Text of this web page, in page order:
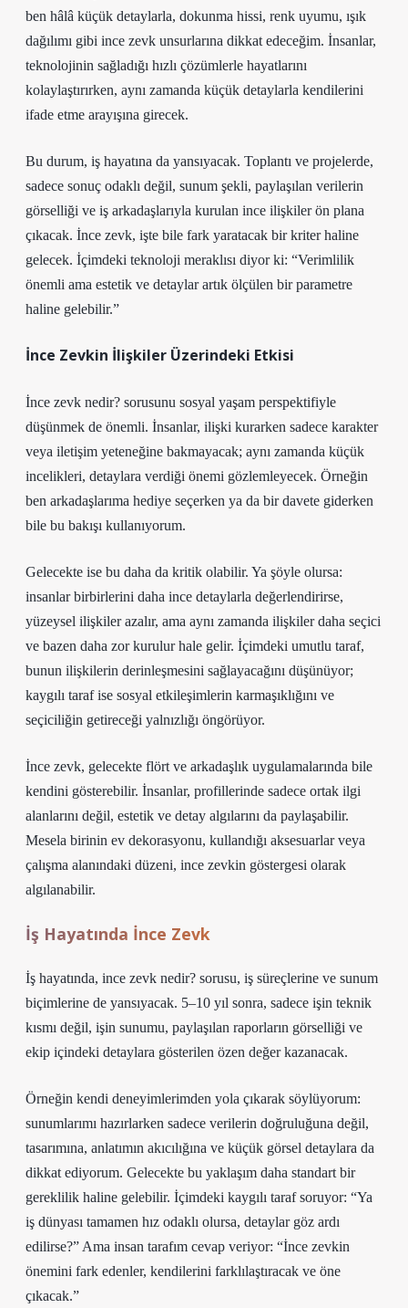
ben hâlâ küçük detaylarla, dokunma hissi, renk uyumu, ışık
dağılımı gibi ince zevk unsurlarına dikkat edeceğim. İnsanlar,
teknolojinin sağladığı hızlı çözümlerle hayatlarını
kolaylaştırırken, aynı zamanda küçük detaylarla kendilerini
ifade etme arayışına girecek.
Bu durum, iş hayatına da yansıyacak. Toplantı ve projelerde,
sadece sonuç odaklı değil, sunum şekli, paylaşılan verilerin
görselliği ve iş arkadaşlarıyla kurulan ince ilişkiler ön plana
çıkacak. İnce zevk, işte bile fark yaratacak bir kriter haline
gelecek. İçimdeki teknoloji meraklısı diyor ki: “Verimlilik
önemli ama estetik ve detaylar artık ölçülen bir parametre
haline gelebilir.”
İnce Zevkin İlişkiler Üzerindeki Etkisi
İnce zevk nedir? sorusunu sosyal yaşam perspektifiyle
düşünmek de önemli. İnsanlar, ilişki kurarken sadece karakter
veya iletişim yeteneğine bakmayacak; aynı zamanda küçük
incelikleri, detaylara verdiği önemi gözlemleyecek. Örneğin
ben arkadaşlarıma hediye seçerken ya da bir davete giderken
bile bu bakışı kullanıyorum.
Gelecekte ise bu daha da kritik olabilir. Ya şöyle olursa:
insanlar birbirlerini daha ince detaylarla değerlendirirse,
yüzeysel ilişkiler azalır, ama aynı zamanda ilişkiler daha seçici
ve bazen daha zor kurulur hale gelir. İçimdeki umutlu taraf,
bunun ilişkilerin derinleşmesini sağlayacağını düşünüyor;
kaygılı taraf ise sosyal etkileşimlerin karmaşıklığını ve
seçiciliğin getireceği yalnızlığı öngörüyor.
İnce zevk, gelecekte flört ve arkadaşlık uygulamalarında bile
kendini gösterebilir. İnsanlar, profillerinde sadece ortak ilgi
alanlarını değil, estetik ve detay algılarını da paylaşabilir.
Mesela birinin ev dekorasyonu, kullandığı aksesuarlar veya
çalışma alanındaki düzeni, ince zevkin göstergesi olarak
algılanabilir.
İş Hayatında İnce Zevk
İş hayatında, ince zevk nedir? sorusu, iş süreçlerine ve sunum
biçimlerine de yansıyacak. 5–10 yıl sonra, sadece işin teknik
kısmı değil, işin sunumu, paylaşılan raporların görselliği ve
ekip içindeki detaylara gösterilen özen değer kazanacak.
Örneğin kendi deneyimlerimden yola çıkarak söylüyorum:
sunumlarımı hazırlarken sadece verilerin doğruluğuna değil,
tasarımına, anlatımın akıcılığına ve küçük görsel detaylara da
dikkat ediyorum. Gelecekte bu yaklaşım daha standart bir
gereklilik haline gelebilir. İçimdeki kaygılı taraf soruyor: “Ya
iş dünyası tamamen hız odaklı olursa, detaylar göz ardı
edilirse?” Ama insan tarafım cevap veriyor: “İnce zevkin
önemini fark edenler, kendilerini farklılaştıracak ve öne
çıkacak.”